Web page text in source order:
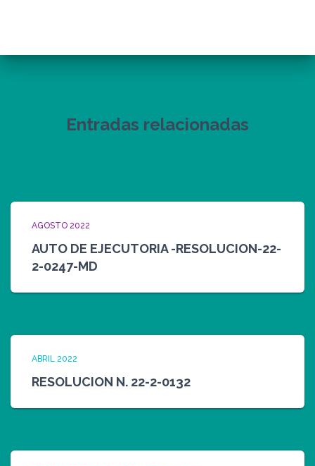
Entradas relacionadas
AGOSTO 2022
AUTO DE EJECUTORIA -RESOLUCION-22-
2-0247-MD
ABRIL 2022
RESOLUCION N. 22-2-0132